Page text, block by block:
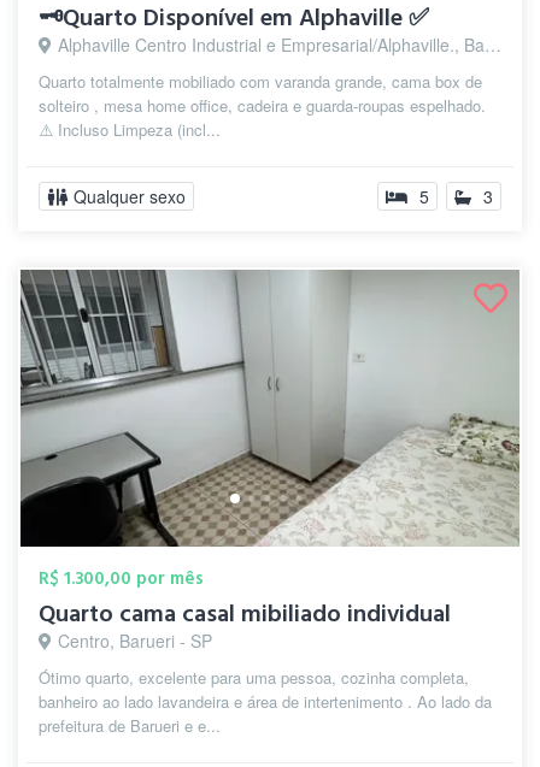
🗝️Quarto Disponível em Alphaville ✅
Alphaville Centro Industrial e Empresarial/Alphaville., Barueri - SP
Quarto totalmente mobiliado com varanda grande, cama box de
solteiro , mesa home office, cadeira e guarda-roupas espelhado.
⚠️ Incluso Limpeza (incl...
Qualquer sexo 5 3
R$ 1.300,00 por mês
Quarto cama casal mibiliado individual
Centro, Barueri - SP
Ótimo quarto, excelente para uma pessoa, cozinha completa,
banheiro ao lado lavandeira e área de intertenimento . Ao lado da
prefeitura de Barueri e e...